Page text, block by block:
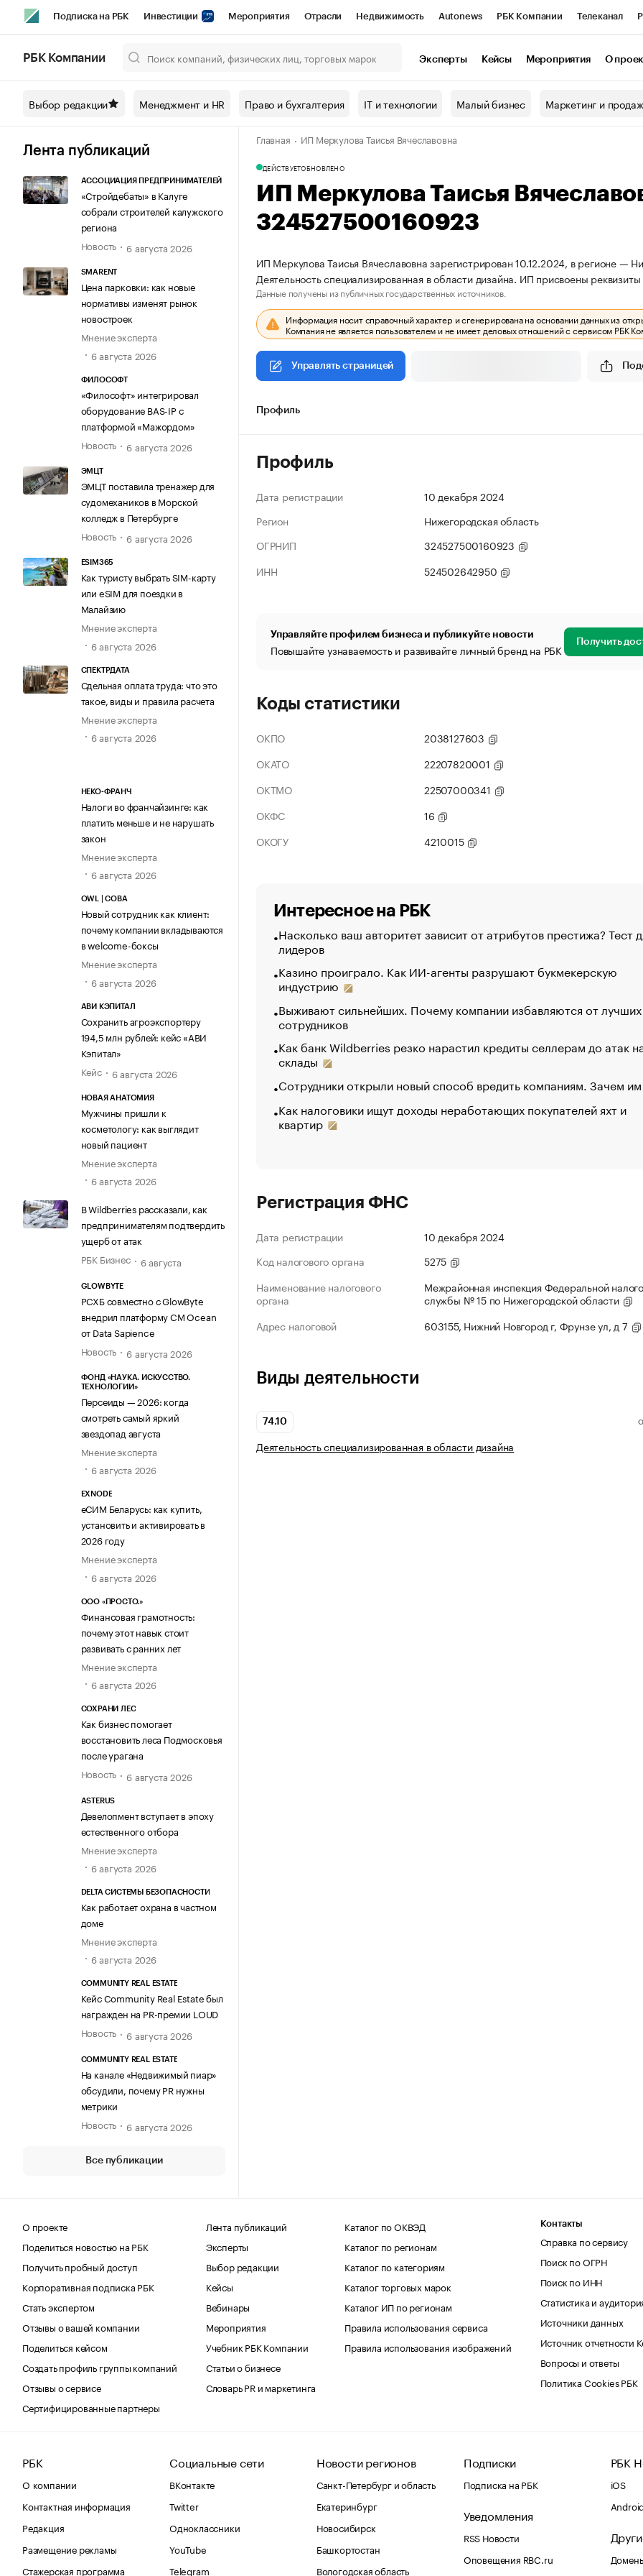
Подписка на РБК Инвестиции Мероприятия Отрасли Недвижимость Autonews РБК Компании Телеканал
Спецпроекты СПб Конференции СПб Спецпроекты Проверка контрагентов
Технологии и медиа Рынок наличной валюты
РБК Компании Эксперты Кейсы Мероприятия О
Выбор редакции Менеджмент и HR Право и бухгалтерия IT и технологии Малый бизнес Маркетинг и
Лента публикаций
АССОЦИАЦИЯ ПРЕДПРИНИМАТЕЛЕЙ
«Стройдебаты» в Калуге
собрали строителей калужского
региона
Новость
6 августа 2026
SMARENT
Цена парковки: как новые
нормативы изменят рынок
новостроек
Мнение эксперта
6 августа 2026
ФИЛОСОФТ
«Философт» интегрировал
оборудование BAS-IP с
платформой «Мажордом»
Новость
6 августа 2026
ЭМЦТ
ЭМЦТ поставила тренажер для
судомехаников в Морской
колледж в Петербурге
Новость
6 августа 2026
ESIM365
Как туристу выбрать SIM-карту
или eSIM для поездки в
Малайзию
Мнение эксперта
6 августа 2026
СПЕКТРДАТА
Сдельная оплата труда: что это
такое, виды и правила расчета
Мнение эксперта
6 августа 2026
НЕКО-ФРАНЧ
Налоги во франчайзинге: как
платить меньше и не нарушать
закон
Мнение эксперта
6 августа 2026
OWL | СОВА
Новый сотрудник как клиент:
почему компании вкладываются
в welcome-боксы
Мнение эксперта
6 августа 2026
АВИ КЭПИТАЛ
Сохранить агроэкспортеру
194,5 млн рублей: кейс «АВИ
Кэпитал»
Кейс
6 августа 2026
НОВАЯ АНАТОМИЯ
Мужчины пришли к
косметологу: как выглядит
новый пациент
Мнение эксперта
6 августа 2026
В Wildberries рассказали, как
предпринимателям подтвердить
ущерб от атак
РБК Бизнес
6 августа
GLOWBYTE
РСХБ совместно с GlowByte
внедрил платформу CM Ocean
от Data Sapience
Новость
6 августа 2026
ФОНД «НАУКА. ИСКУССТВО.
ТЕХНОЛОГИИ»
Персеиды — 2026: когда
смотреть самый яркий
звездопад августа
Мнение эксперта
6 августа 2026
EXNODE
еСИМ Беларусь: как купить,
установить и активировать в
2026 году
Мнение эксперта
6 августа 2026
ООО «ПРОСТО.»
Финансовая грамотность:
почему этот навык стоит
развивать с ранних лет
Мнение эксперта
6 августа 2026
СОХРАНИ ЛЕС
Как бизнес помогает
восстановить леса Подмосковья
после урагана
Новость
6 августа 2026
ASTERUS
Девелопмент вступает в эпоху
естественного отбора
Мнение эксперта
6 августа 2026
DELTA СИСТЕМЫ БЕЗОПАСНОСТИ
Как работает охрана в частном
доме
Мнение эксперта
6 августа 2026
COMMUNITY REAL ESTATE
Кейс Community Real Estate был
награжден на PR-премии LOUD
Новость
6 августа 2026
COMMUNITY REAL ESTATE
На канале «Недвижимый пиар»
обсудили, почему PR нужны
метрики
Новость
6 августа 2026
Все публикации
Главная ИП Меркулова Таисья Вячеславовна
ДЕЙСТВУЕТОБНОВЛЕНО
ИП Меркулова Таисья
324527500160923
ИП Меркулова Таисья Вячеславовна зарегистрирован 10.12.2024, в регионе —
Деятельность специализированная в области дизайна. ИП присвоены
Данные получены из публичных государственных источников.
Информация носит справочный характер и сгенерирована на основании данных из
Компания не является пользователем и не имеет деловых отношений с сервисом РБК
Управлять страницей
Профиль
Профиль
Дата регистрации
10 декабря 2024
Регион
Нижегородская область
ОГРНИП
324527500160923
ИНН
524502642950
Управляйте профилем бизнеса и публикуйте новости
Повышайте узнаваемость и развивайте личный бренд на РБК Получить
Коды статистики
ОКПО
2038127603
ОКАТО
22207820001
ОКТМО
22507000341
ОКФС
16
ОКОГУ
4210015
Интересное на РБК
Насколько ваш авторитет зависит от атрибутов престижа? Тест
лидеров
Казино проиграло. Как ИИ-агенты разрушают букмекерскую
индустрию
Выживают сильнейших. Почему компании избавляются от лучших
сотрудников
Как банк Wildberries резко нарастил кредиты селлерам до атак
склады
Сотрудники открыли новый способ вредить компаниям. Зачем
Как налоговики ищут доходы неработающих покупателей яхт и
квартир
Регистрация ФНС
Дата регистрации
10 декабря 2024
Код налогового органа
5275
Наименование налогового
органа
Межрайонная инспекция Федеральной
службы № 15 по Нижегородской области
Адрес налоговой
603155, Нижний Новгород г, Фрунзе ул, д 7
Виды деятельности
74.10
Деятельность специализированная в области дизайна
О проекте
Поделиться новостью на РБК
Получить пробный доступ
Корпоративная подписка РБК
Стать экспертом
Отзывы о вашей компании
Поделиться кейсом
Создать профиль группы компаний
Отзывы о сервисе
Сертифицированные партнеры
Лента публикаций
Эксперты
Выбор редакции
Кейсы
Вебинары
Мероприятия
Учебник РБК Компании
Статьи о бизнесе
Словарь PR и маркетинга
Каталог по ОКВЭД
Каталог по регионам
Каталог по категориям
Каталог торговых марок
Каталог ИП по регионам
Правила использования сервиса
Правила использования изображений
Контакты
Справка по сервису
Поиск по ОГРН
Поиск по ИНН
Статистика и
Источники данных
Источник отчетности
Вопросы и ответы
Политика Cookies РБК
РБК
О компании
Контактная информация
Редакция
Размещение рекламы
Стажерская программа
Социальные сети
ВКонтакте
Twitter
Одноклассники
YouTube
Telegram
Новости регионов
Санкт-Петербург и область
Екатеринбург
Новосибирск
Башкортостан
Вологодская область
Подписки
Подписка на РБК
Уведомления
RSS Новости
Оповещения RBC.ru
РБК
iOS